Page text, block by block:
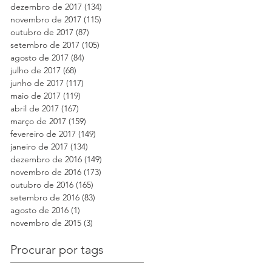
dezembro de 2017 (134)
novembro de 2017 (115)
outubro de 2017 (87)
setembro de 2017 (105)
agosto de 2017 (84)
julho de 2017 (68)
junho de 2017 (117)
maio de 2017 (119)
abril de 2017 (167)
março de 2017 (159)
fevereiro de 2017 (149)
janeiro de 2017 (134)
dezembro de 2016 (149)
novembro de 2016 (173)
outubro de 2016 (165)
setembro de 2016 (83)
agosto de 2016 (1)
novembro de 2015 (3)
Procurar por tags